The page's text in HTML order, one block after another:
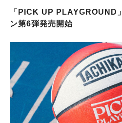
「PICK UP PLAYGROUND
ン第6弾発売開始